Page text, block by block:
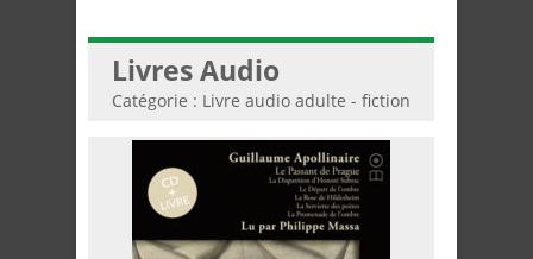
Livres Audio
Catégorie : Livre audio adulte - fiction